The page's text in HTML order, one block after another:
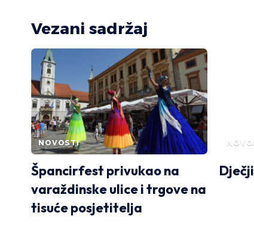
Vezani sadržaj
NOVOSTI
Špancirfest privukao na
varaždinske ulice i trgove na
tisuće posjetitelja